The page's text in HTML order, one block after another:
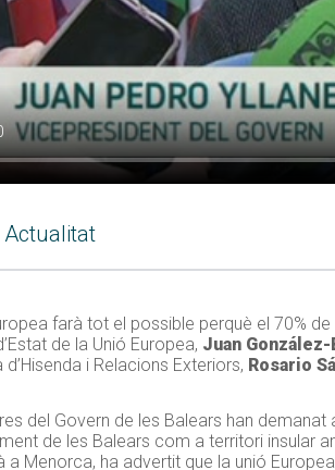
Actualitat
farà tot el possible perquè el 70%
de la Unió Europea, Juan González-
d’Hisenda i Relacions Exteriors, Rosario
del Govern de les Balears han
de les Balears com a territori insular
a Menorca, ha advertit que la unió